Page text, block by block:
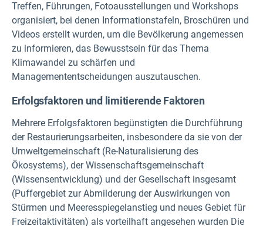
Treffen, Führungen, Fotoausstellungen und Workshops
organisiert, bei denen Informationstafeln, Broschüren und
Videos erstellt wurden, um die Bevölkerung angemessen
zu informieren, das Bewusstsein für das Thema
Klimawandel zu schärfen und
Managemententscheidungen auszutauschen.
Erfolgsfaktoren und limitierende Faktoren
Mehrere Erfolgsfaktoren begünstigten die Durchführung
der Restaurierungsarbeiten, insbesondere da sie von der
Umweltgemeinschaft (Re-Naturalisierung des
Ökosystems), der Wissenschaftsgemeinschaft
(Wissensentwicklung) und der Gesellschaft insgesamt
(Puffergebiet zur Abmilderung der Auswirkungen von
Stürmen und Meeresspiegelanstieg und neues Gebiet für
Freizeitaktivitäten) als vorteilhaft angesehen wurden Die